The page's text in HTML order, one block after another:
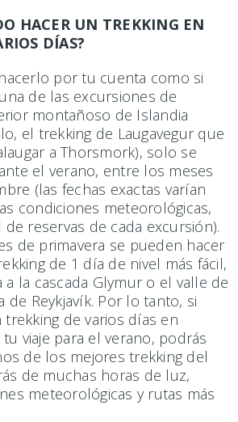
HACER UN TREKKING EN
DÍAS?
por tu cuenta como si
de las excursiones de
montañoso de Islandia
el trekking de Laugavegur que
a Thorsmork), solo se
el verano, entre los meses
(las fechas exactas varían
condiciones meteorológicas,
reservas de cada excursión).
de primavera se pueden hacer
de 1 día de nivel más fácil,
a la cascada Glymur o el valle de
de Reykjavík. Por lo tanto, si
de varios días en
viaje para el verano, podrás
de los mejores trekking del
de muchas horas de luz,
meteorológicas y rutas más